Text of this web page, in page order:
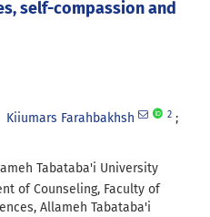
self-compassion and
Kiiumars Farahbakhsh 2
Tabataba'i University
of Counseling, Faculty of
Allameh Tabataba'i